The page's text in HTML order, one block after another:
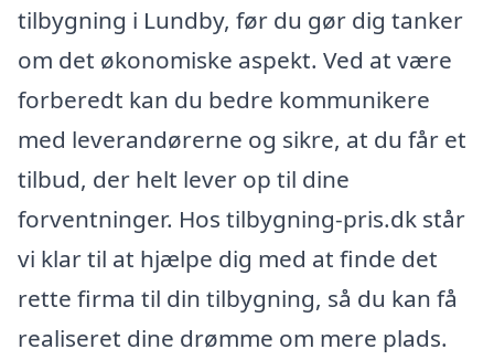
tilbygning i Lundby, før du gør dig tanker
om det økonomiske aspekt. Ved at være
forberedt kan du bedre kommunikere
med leverandørerne og sikre, at du får et
tilbud, der helt lever op til dine
forventninger. Hos tilbygning-pris.dk står
vi klar til at hjælpe dig med at finde det
rette firma til din tilbygning, så du kan få
realiseret dine drømme om mere plads.